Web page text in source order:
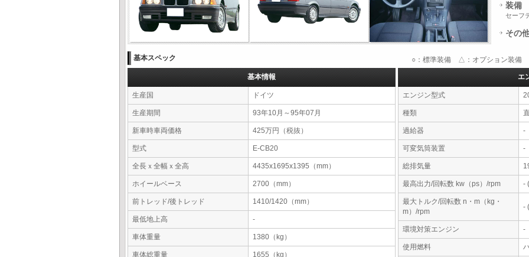
装備
セーフ
その
基本スペック ○：標準装備 △：オプション装備 -
基本情報
生産国 ドイツ
生産期間 93年10月～95年07月
新車時車両価格 425万円（税抜）
型式 E-CB20
全長ｘ全幅ｘ全高 4435x1695x1395（mm）
ホイールベース 2700（mm）
前トレッド/後トレッド 1410/1420（mm）
最低地上高 -
車体重量 1380（kg）
車体総重量 1655（kg）
エ
エンジン型式
種類
過給器 -
可変気筒装置 -
総排気量
最高出力/回転数 kw（ps）/rpm -
最大トルク/回転数 n・m（kg・
m）/rpm
-
環境対策エンジン -
使用燃料